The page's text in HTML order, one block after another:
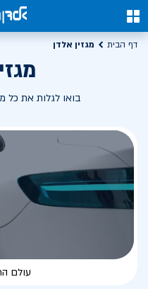
0
דף הבית מגזין אלדן
בואו לגלות את כל
עולם